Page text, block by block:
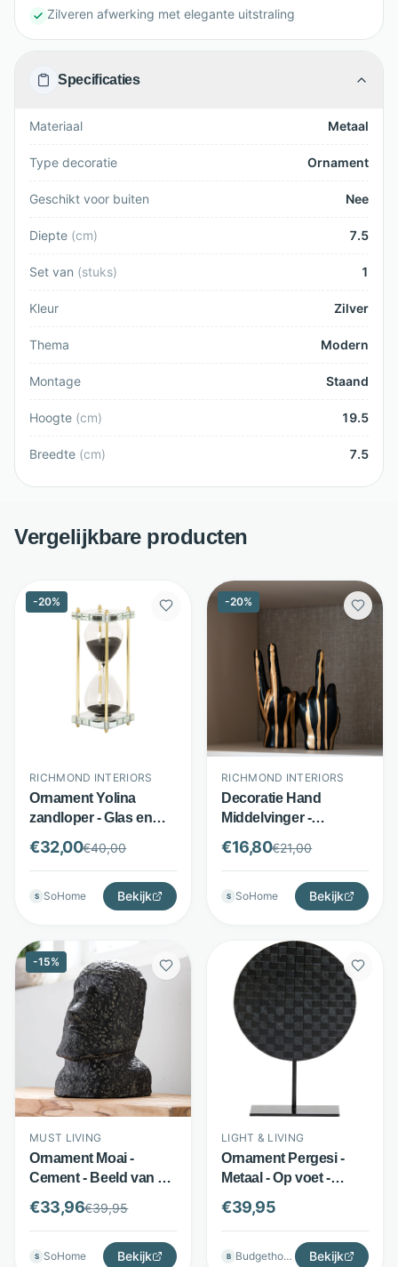
Zilveren afwerking met elegante uitstraling
Specificaties
Materiaal Metaal
Type decoratie Ornament
Geschikt voor buiten Nee
Diepte (cm) 7.5
Set van (stuks) 1
Kleur Zilver
Thema Modern
Montage Staand
Hoogte (cm) 19.5
Breedte (cm) 7.5
Vergelijkbare producten
-20%
RICHMOND INTERIORS
Ornament Yolina
zandloper - Glas en
metaal - Gouden
details - Goud -
Richmond Interiors
€32,00€40,00
S SoHome Bekijk
-20%
RICHMOND INTERIORS
Decoratie Hand
Middelvinger -
Polyresin - Statement
sculptuur - Zwart -
Richmond Interiors
€16,80€21,00
S SoHome Bekijk
-15%
MUST LIVING
Ornament Moai -
Cement - Beeld van 30
cm hoog - Grijs - MUST
Living
€33,96€39,95
S SoHome Bekijk
LIGHT & LIVING
Ornament Pergesi -
Metaal - Op voet -
Zwart - Light & Living
€39,95
B Budgethomestore Bekijk